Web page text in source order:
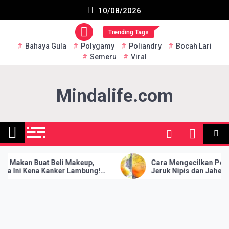
10/08/2026
Trending Tags
Bahaya Gula Polygamy Poliandry
Bocah Lari
Semeru
Viral
Mindalife.com
Cаrа Mеngесіlkаn Pеrut Dеngаn
Jеruk Nіріѕ dаn Jаhе
Subscribe US Now